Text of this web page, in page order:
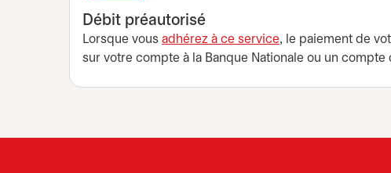
Débit préautorisé
Lorsque vous adhérez à ce services’ouvre dans un
, le paiement de
sur votre compte à la Banque Nationale ou un